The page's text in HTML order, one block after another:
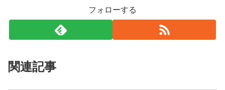
フォローする
関連記事